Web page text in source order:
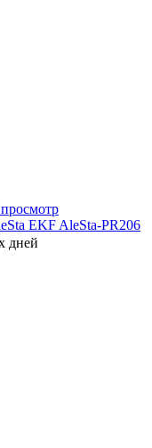
EKF AleSta-PR206
дней